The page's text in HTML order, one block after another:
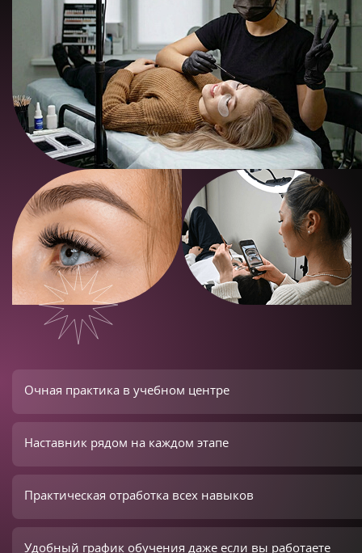
Очная практика в учебном центре
Наставник рядом на каждом этапе
Практическая отработка всех навыков
Удобный график обучения даже если вы работаете